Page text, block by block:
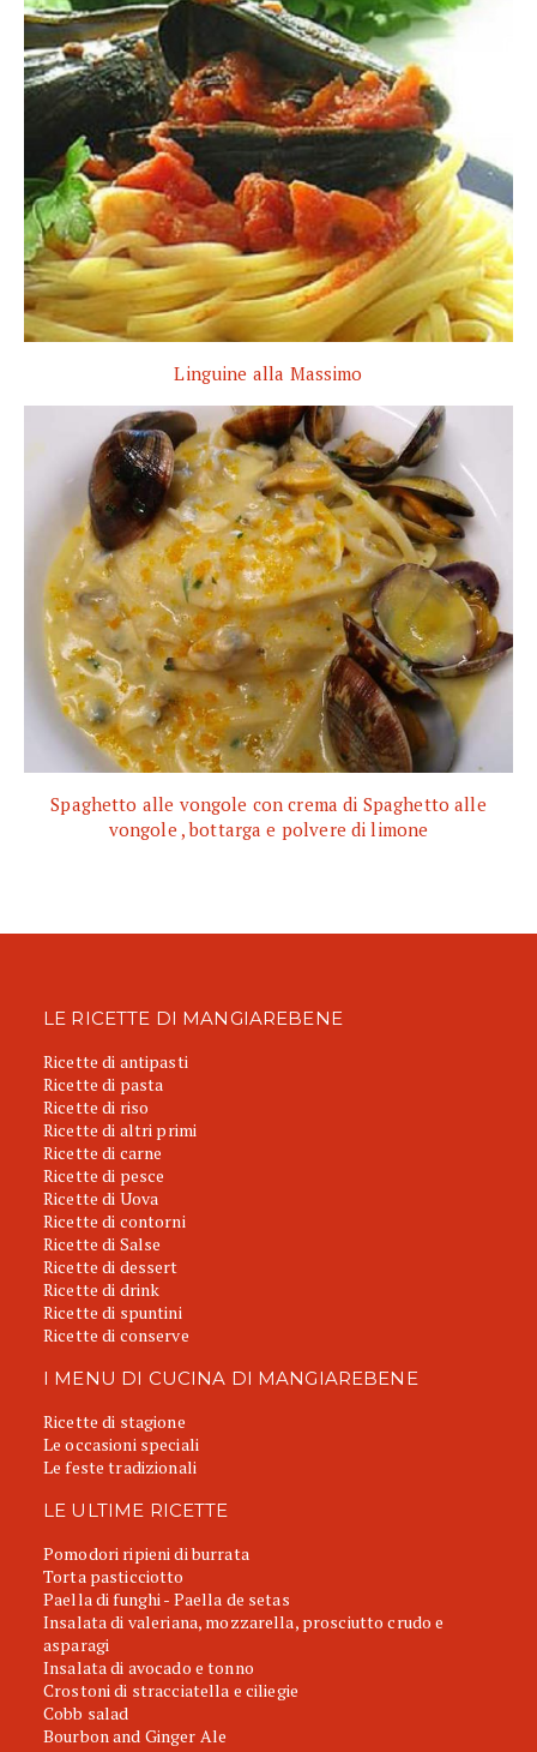
Linguine alla Massimo
Spaghetto alle vongole con crema di Spaghetto alle
vongole , bottarga e polvere di limone
LE RICETTE DI MANGIAREBENE
Ricette di antipasti
Ricette di pasta
Ricette di riso
Ricette di altri primi
Ricette di carne
Ricette di pesce
Ricette di Uova
Ricette di contorni
Ricette di Salse
Ricette di dessert
Ricette di drink
Ricette di spuntini
Ricette di conserve
I MENU DI CUCINA DI MANGIAREBENE
Ricette di stagione
Le occasioni speciali
Le feste tradizionali
LE ULTIME RICETTE
Pomodori ripieni di burrata
Torta pasticciotto
Paella di funghi - Paella de setas
Insalata di valeriana, mozzarella, prosciutto crudo e
asparagi
Insalata di avocado e tonno
Crostoni di stracciatella e ciliegie
Cobb salad
Bourbon and Ginger Ale